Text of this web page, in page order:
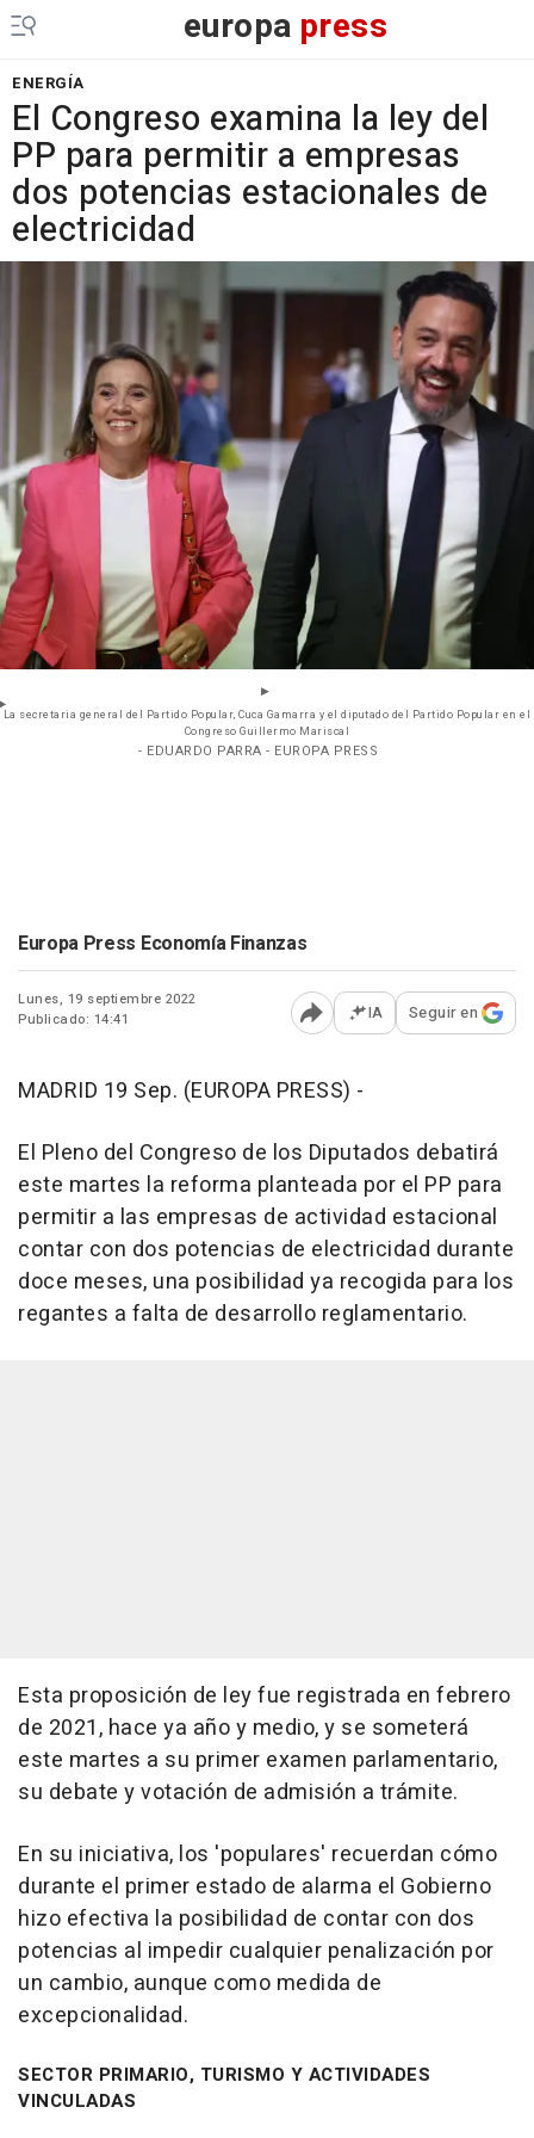
europa press
ENERGÍA
El Congreso examina la ley del
PP para permitir a empresas
dos potencias estacionales de
electricidad
La secretaria general del Partido Popular, Cuca Gamarra y el diputado del Partido Popular en el
Congreso Guillermo Mariscal
- EDUARDO PARRA - EUROPA PRESS
Europa Press Economía Finanzas
Lunes, 19 septiembre 2022
Publicado: 14:41
Abrir opciones para
IA Seguir en
MADRID 19 Sep. (EUROPA PRESS) -
El Pleno del Congreso de los Diputados debatirá
este martes la reforma planteada por el PP para
permitir a las empresas de actividad estacional
contar con dos potencias de electricidad durante
doce meses, una posibilidad ya recogida para los
regantes a falta de desarrollo reglamentario.
Esta proposición de ley fue registrada en febrero
de 2021, hace ya año y medio, y se someterá
este martes a su primer examen parlamentario,
su debate y votación de admisión a trámite.
En su iniciativa, los 'populares' recuerdan cómo
durante el primer estado de alarma el Gobierno
hizo efectiva la posibilidad de contar con dos
potencias al impedir cualquier penalización por
un cambio, aunque como medida de
excepcionalidad.
SECTOR PRIMARIO, TURISMO Y ACTIVIDADES
VINCULADAS